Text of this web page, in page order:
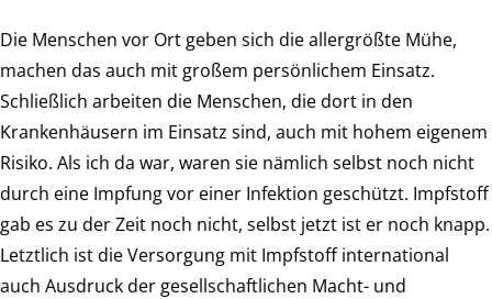
Die Menschen vor Ort geben sich die allergrößte Mühe,
machen das auch mit großem persönlichem Einsatz.
Schließlich arbeiten die Menschen, die dort in den
Krankenhäusern im Einsatz sind, auch mit hohem eigenem
Risiko. Als ich da war, waren sie nämlich selbst noch nicht
durch eine Impfung vor einer Infektion geschützt. Impfstoff
gab es zu der Zeit noch nicht, selbst jetzt ist er noch knapp.
Letztlich ist die Versorgung mit Impfstoff international
auch Ausdruck der gesellschaftlichen Macht- und